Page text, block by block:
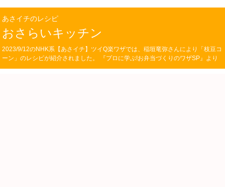
あさイチのレシピ
おさらいキッチン
2023/9/12のNHK系【あさイチ】ツイQ楽ワザでは、稲垣竜弥さんにより「枝豆コ
ーン」のレシピが紹介されました。 『プロに学ぶ!お弁当づくりのワザSP』より